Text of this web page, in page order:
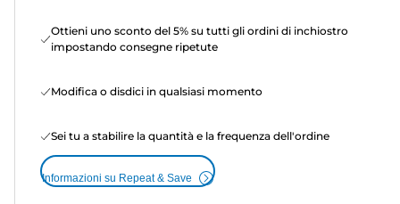
Ottieni uno sconto del 5% su tutti gli ordini di inchiostro
impostando consegne ripetute
Modifica o disdici in qualsiasi momento
Sei tu a stabilire la quantità e la frequenza dell'ordine
Informazioni su Repeat & Save